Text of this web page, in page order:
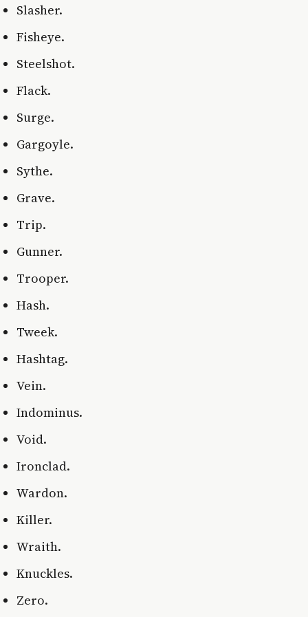
Slasher.
Fisheye.
Steelshot.
Flack.
Surge.
Gargoyle.
Sythe.
Grave.
Trip.
Gunner.
Trooper.
Hash.
Tweek.
Hashtag.
Vein.
Indominus.
Void.
Ironclad.
Wardon.
Killer.
Wraith.
Knuckles.
Zero.